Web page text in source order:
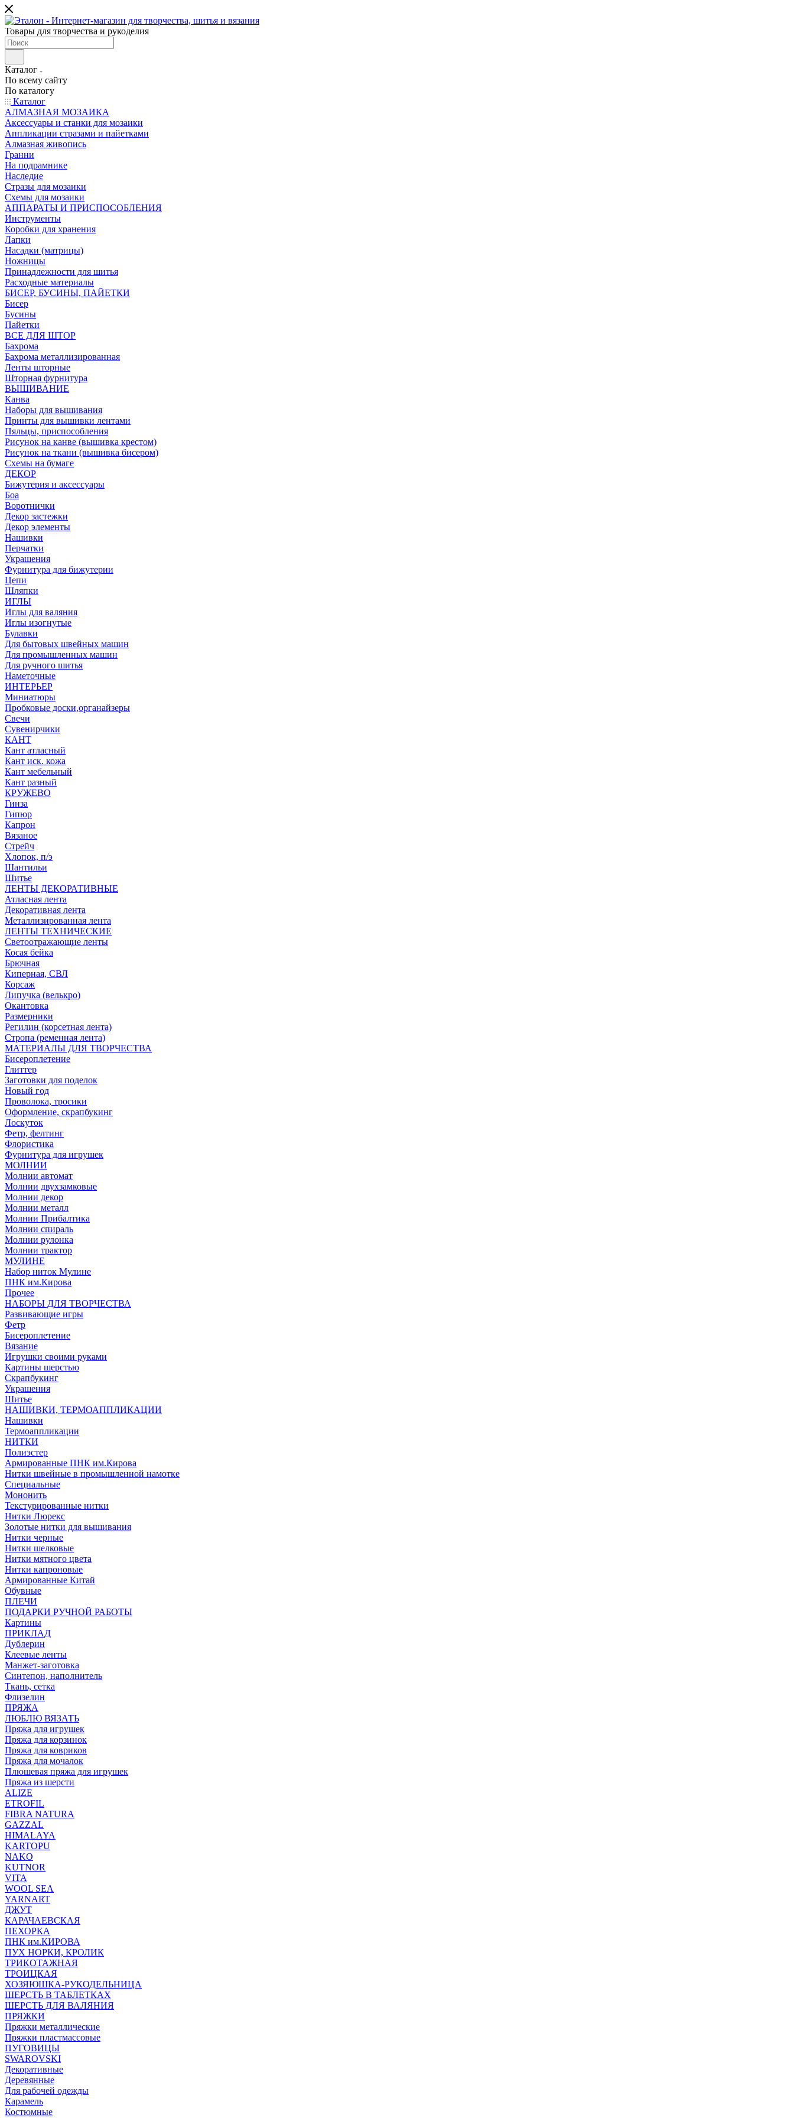
Товары для творчества и рукоделия
Каталог
По всему сайту
По каталогу
Каталог
АЛМАЗНАЯ МОЗАИКА
Аксессуары и станки для мозаики
Аппликации стразами и пайетками
Алмазная живопись
Гранни
На подрамнике
Наследие
Стразы для мозаики
Схемы для мозаики
АППАРАТЫ И ПРИСПОСОБЛЕНИЯ
Инструменты
Коробки для хранения
Лапки
Насадки (матрицы)
Ножницы
Принадлежности для шитья
Расходные материалы
БИСЕР, БУСИНЫ, ПАЙЕТКИ
Бисер
Бусины
Пайетки
ВСЕ ДЛЯ ШТОР
Бахрома
Бахрома металлизированная
Ленты шторные
Шторная фурнитура
ВЫШИВАНИЕ
Канва
Наборы для вышивания
Принты для вышивки лентами
Пяльцы, приспособления
Рисунок на канве (вышивка крестом)
Рисунок на ткани (вышивка бисером)
Схемы на бумаге
ДЕКОР
Бижутерия и аксессуары
Боа
Воротнички
Декор застежки
Декор элементы
Нашивки
Перчатки
Украшения
Фурнитура для бижутерии
Цепи
Шляпки
ИГЛЫ
Иглы для валяния
Иглы изогнутые
Булавки
Для бытовых швейных машин
Для промышленных машин
Для ручного шитья
Наметочные
ИНТЕРЬЕР
Миниатюры
Пробковые доски,органайзеры
Свечи
Сувенирчики
КАНТ
Кант атласный
Кант иск. кожа
Кант мебельный
Кант разный
КРУЖЕВО
Гинза
Гипюр
Капрон
Вязаное
Стрейч
Хлопок, п/э
Шантильи
Шитье
ЛЕНТЫ ДЕКОРАТИВНЫЕ
Атласная лента
Декоративная лента
Металлизированная лента
ЛЕНТЫ ТЕХНИЧЕСКИЕ
Светоотражающие ленты
Косая бейка
Брючная
Киперная, СВЛ
Корсаж
Липучка (велькро)
Окантовка
Размерники
Регилин (корсетная лента)
Стропа (ременная лента)
МАТЕРИАЛЫ ДЛЯ ТВОРЧЕСТВА
Бисероплетение
Глиттер
Заготовки для поделок
Новый год
Проволока, тросики
Оформление, скрапбукинг
Лоскуток
Фетр, фелтинг
Флористика
Фурнитура для игрушек
МОЛНИИ
Молнии автомат
Молнии двухзамковые
Молнии декор
Молнии металл
Молнии Прибалтика
Молнии спираль
Молнии рулонка
Молнии трактор
МУЛИНЕ
Набор ниток Мулине
ПНК им.Кирова
Прочее
НАБОРЫ ДЛЯ ТВОРЧЕСТВА
Развивающие игры
Фетр
Бисероплетение
Вязание
Игрушки своими руками
Картины шерстью
Скрапбукинг
Украшения
Шитье
НАШИВКИ, ТЕРМОАППЛИКАЦИИ
Нашивки
Термоаппликации
НИТКИ
Полиэстер
Армированные ПНК им.Кирова
Нитки швейные в промышленной намотке
Специальные
Мононить
Текстурированные нитки
Нитки Люрекс
Золотые нитки для вышивания
Нитки черные
Нитки шелковые
Нитки мятного цвета
Нитки капроновые
Армированные Китай
Обувные
ПЛЕЧИ
ПОДАРКИ РУЧНОЙ РАБОТЫ
Картины
ПРИКЛАД
Дублерин
Клеевые ленты
Манжет-заготовка
Синтепон, наполнитель
Ткань, сетка
Флизелин
ПРЯЖА
ЛЮБЛЮ ВЯЗАТЬ
Пряжа для игрушек
Пряжа для корзинок
Пряжа для ковриков
Пряжа для мочалок
Плюшевая пряжа для игрушек
Пряжа из шерсти
ALIZE
ETROFIL
FIBRA NATURA
GAZZAL
HIMALAYA
KARTOPU
NAKO
KUTNOR
VITA
WOOL SEA
YARNART
ДЖУТ
КАРАЧАЕВСКАЯ
ПЕХОРКА
ПНК им.КИРОВА
ПУХ НОРКИ, КРОЛИК
ТРИКОТАЖНАЯ
ТРОИЦКАЯ
ХОЗЯЮШКА-РУКОДЕЛЬНИЦА
ШЕРСТЬ В ТАБЛЕТКАХ
ШЕРСТЬ ДЛЯ ВАЛЯНИЯ
ПРЯЖКИ
Пряжки металлические
Пряжки пластмассовые
ПУГОВИЦЫ
SWAROVSKI
Декоративные
Деревянные
Для рабочей одежды
Карамель
Костюмные